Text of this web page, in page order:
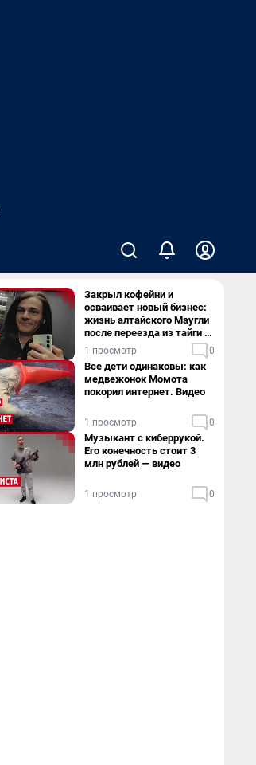
Закрыл кофейни и
осваивает новый бизнес:
жизнь алтайского Маугли
после переезда из тайги в
столицу
1 просмотр 0
Все дети одинаковы: как
медвежонок Момота
покорил интернет. Видео
1 просмотр 0
Музыкант с киберрукой.
Его конечность стоит 3
млн рублей — видео
1 просмотр 0